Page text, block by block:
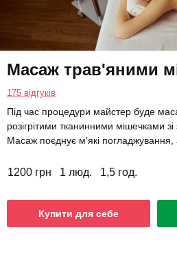
Масаж трав'яними
175 відгуків
Під час процедури майстер буде
розігрітими тканинними мішечками
Масаж поєднує м'які погладжування,
1200 грн 1 люд. 1,5 год.
Купити для себе